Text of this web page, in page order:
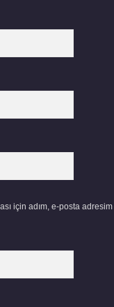
için adım, e-posta